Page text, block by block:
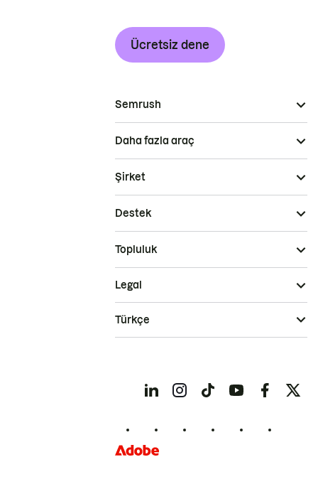
Ücretsiz dene
Semrush
Daha fazla araç
Şirket
Destek
Topluluk
Legal
Türkçe